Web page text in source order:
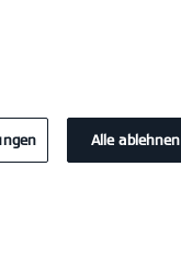
Alle ablehnen